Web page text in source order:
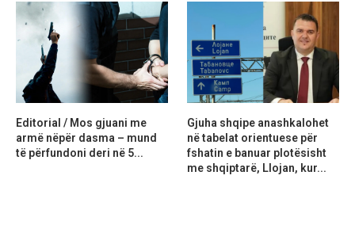
Editorial / Mos gjuani me
armë nëpër dasma – mund
të përfundoni deri në 5...
Gjuha shqipe anashkalohet
në tabelat orientuese për
fshatin e banuar plotësisht
me shqiptarë, Llojan, kur...